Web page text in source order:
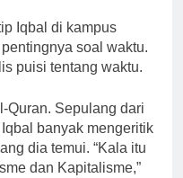
Iqbal di kampus
soal waktu.
puisi tentang waktu.
Quran. Sepulang dari
banyak mengeritik
dia temui. “Kala itu
dan Kapitalisme,”